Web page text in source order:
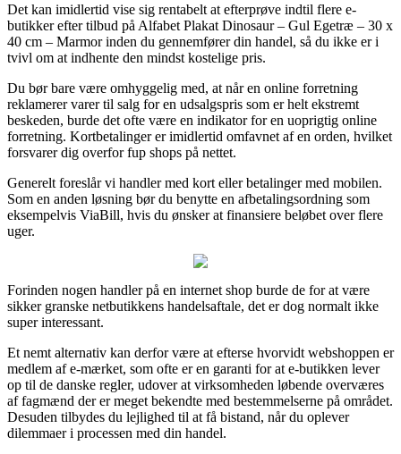
Det kan imidlertid vise sig rentabelt at efterprøve indtil flere e-
butikker efter tilbud på Alfabet Plakat Dinosaur – Gul Egetræ – 30 x
40 cm – Marmor inden du gennemfører din handel, så du ikke er i
tvivl om at indhente den mindst kostelige pris.
Du bør bare være omhyggelig med, at når en online forretning
reklamerer varer til salg for en udsalgspris som er helt ekstremt
beskeden, burde det ofte være en indikator for en uoprigtig online
forretning. Kortbetalinger er imidlertid omfavnet af en orden, hvilket
forsvarer dig overfor fup shops på nettet.
Generelt foreslår vi handler med kort eller betalinger med mobilen.
Som en anden løsning bør du benytte en afbetalingsordning som
eksempelvis ViaBill, hvis du ønsker at finansiere beløbet over flere
uger.
Forinden nogen handler på en internet shop burde de for at være
sikker granske netbutikkens handelsaftale, det er dog normalt ikke
super interessant.
Et nemt alternativ kan derfor være at efterse hvorvidt webshoppen er
medlem af e-mærket, som ofte er en garanti for at e-butikken lever
op til de danske regler, udover at virksomheden løbende overværes
af fagmænd der er meget bekendte med bestemmelserne på området.
Desuden tilbydes du lejlighed til at få bistand, når du oplever
dilemmaer i processen med din handel.